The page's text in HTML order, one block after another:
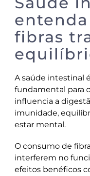
fibras
A saúde intestinal
fundamental para
influencia a
imunidade,
estar mental.
O consumo de
interferem no
efeitos benéficos